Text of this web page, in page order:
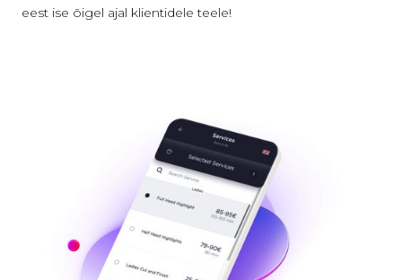
eest ise õigel ajal klientidele teele!